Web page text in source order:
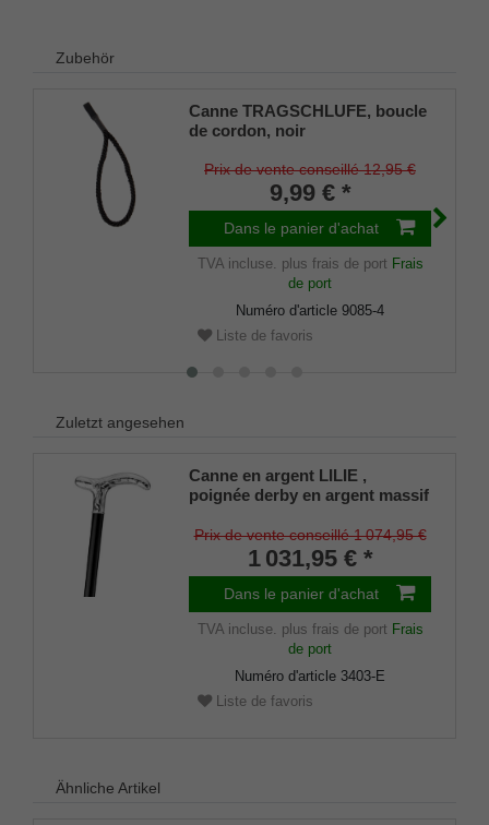
Zubehör
Canne TRAGSCHLUFE, boucle
de cordon, noir
Prix de vente conseillé 12,95 €
9,99 € *
Dans le panier d'achat
TVA incluse. plus frais de port Frais
de port
Numéro d'article 9085-4
Liste de favoris
Zuletzt angesehen
Canne en argent LILIE ,
poignée derby en argent massif
sur un bâton en noble ébène de
Macassar, tampons en
caoutchouc inclus.
Prix de vente conseillé 1 074,95 €
1 031,95 € *
Dans le panier d'achat
TVA incluse. plus frais de port Frais
de port
Numéro d'article 3403-E
Liste de favoris
Ähnliche Artikel